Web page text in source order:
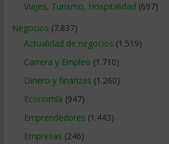
Viajes, Turismo, Hospitalidad (697)
Negocios (7.837)
Actualidad de negocios (1.519)
Carrera y Empleo (1.710)
Dinero y finanzas (1.260)
Economía (947)
Emprendedores (1.443)
Empresas (246)